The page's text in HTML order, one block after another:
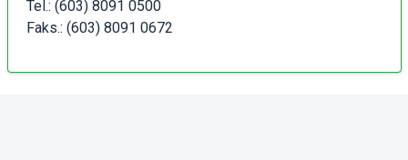
Tel.: (603) 8091 0500
Faks.: (603) 8091 0672